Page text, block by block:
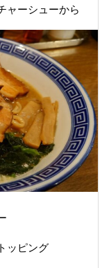
ャーシューから
ッピング